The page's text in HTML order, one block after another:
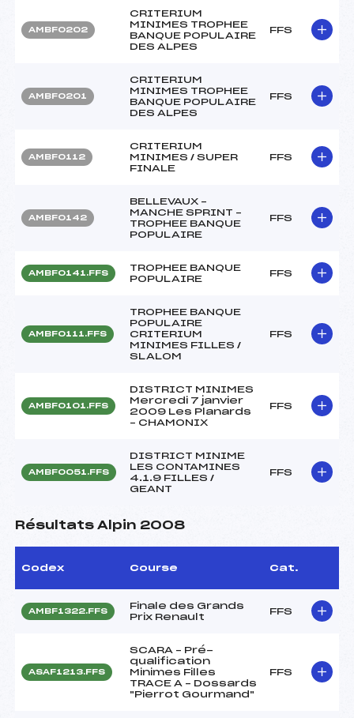
AMBF0202
CRITERIUM
MINIMES TROPHEE
BANQUE POPULAIRE
DES ALPES
FFS
AMBF0201
CRITERIUM
MINIMES TROPHEE
BANQUE POPULAIRE
DES ALPES
FFS
AMBF0112
CRITERIUM
MINIMES / SUPER
FINALE
FFS
AMBF0142
BELLEVAUX –
MANCHE SPRINT –
TROPHEE BANQUE
POPULAIRE
FFS
AMBF0141.FFS
TROPHEE BANQUE
POPULAIRE
FFS
AMBF0111.FFS
TROPHEE BANQUE
POPULAIRE
CRITERIUM
MINIMES FILLES /
SLALOM
FFS
AMBF0101.FFS
DISTRICT MINIMES
Mercredi 7 janvier
2009 Les Planards
– CHAMONIX
FFS
AMBF0051.FFS
DISTRICT MINIME
LES CONTAMINES
4.1.9 FILLES /
GEANT
FFS
Résultats Alpin 2008
Codex Course Cat.
AMBF1322.FFS
Finale des Grands
Prix Renault
FFS
ASAF1213.FFS
SCARA – Pré-
qualification
Minimes Filles
TRACE A – Dossards
"Pierrot Gourmand"
FFS